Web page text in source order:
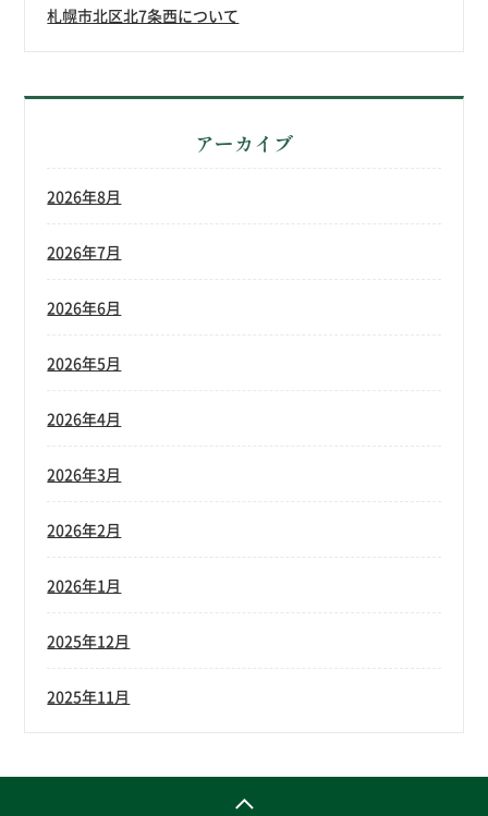
札幌市北区北7条西について
アーカイブ
2026年8月
2026年7月
2026年6月
2026年5月
2026年4月
2026年3月
2026年2月
2026年1月
2025年12月
2025年11月